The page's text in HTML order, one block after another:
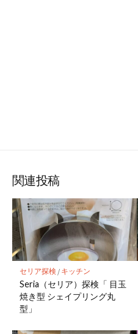
関連投稿
セリア探検 / キッチン
Seria（セリア）探検「 目玉
焼き型 シェイプリング丸
型」